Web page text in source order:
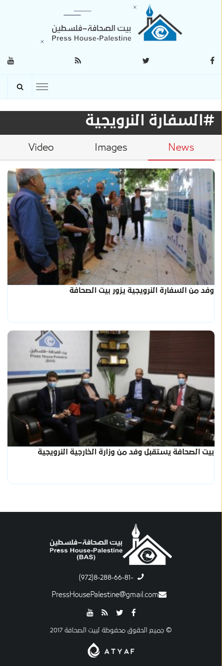
#السفارة النرويجية
News
Images
Video
وفد من السفارة النرويجية يزور بيت الصحافة
بيت الصحافة يستقبل وفد من وزارة الخارجية النرويجية
-8-288-66-81(972)
PressHousePalestine@gmail.com
© جميع الحقوق محفوظة لبيت الصحافة 2017